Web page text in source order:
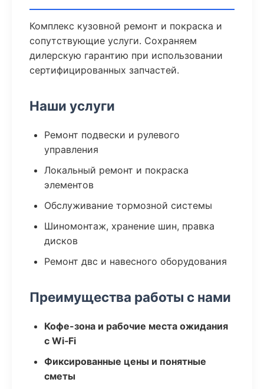
Комплекс кузовной ремонт и покраска и
сопутствующие услуги. Сохраняем
дилерскую гарантию при использовании
сертифицированных запчастей.
Наши услуги
Ремонт подвески и рулевого
управления
Локальный ремонт и покраска
элементов
Обслуживание тормозной системы
Шиномонтаж, хранение шин, правка
дисков
Ремонт двс и навесного оборудования
Преимущества работы с нами
Кофе-зона и рабочие места ожидания
с Wi‑Fi
Фиксированные цены и понятные
сметы